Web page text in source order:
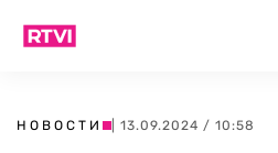
НОВОСТИ | 13.09.2024 / 10:58